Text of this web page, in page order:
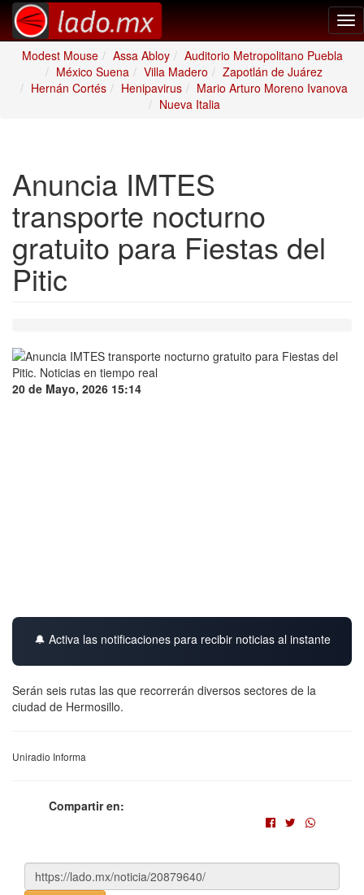
Modest Mouse
Assa Abloy
Auditorio Metropolitano Puebla
México Suena
Villa Madero
Zapotlán de Juárez
Hernán Cortés
Henipavirus
Mario Arturo Moreno Ivanova
Nueva Italia
Anuncia IMTES
transporte nocturno
gratuito para Fiestas del
Pitic
20 de Mayo, 2026 15:14
🔔 Activa las notificaciones para recibir noticias al instante
Serán seis rutas las que recorrerán diversos sectores de la
ciudad de Hermosillo.
Uniradio Informa
Compartir en: